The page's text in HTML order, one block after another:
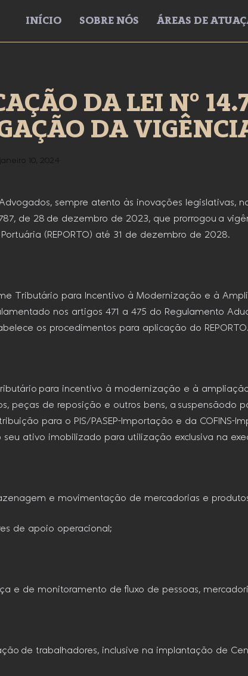
INÍCIO SOBRE NÓS ÁREAS DE
DA LEI Nº
DA
janeiro 10, 2024
sempre atento às inovações
de 28 de dezembro de 2023, que prorrogou a
(REPORTO) até 31 de dezembro de 2028.
Tributário para Incentivo à Modernização e à
nos artigos 471 a 475 do Regulamento
os procedimentos para aplicação do REPORTO.
para incentivo à modernização e à
peças de reposição e outros bens, a
para o PIS/PASEP-Importação e da
ativo imobilizado para utilização exclusiva na
e movimentação de mercadorias e
de apoio operacional;
e de monitoramento de fluxo de pessoas,
de trabalhadores, inclusive na implantação de